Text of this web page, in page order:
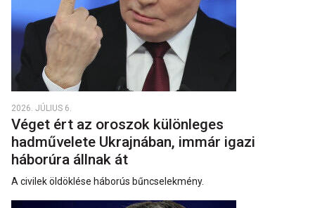
2026. JÚLIUS 6.
Véget ért az oroszok különleges
hadművelete Ukrajnában, immár igazi
háborúra állnak át
A civilek öldöklése háborús bűncselekmény.